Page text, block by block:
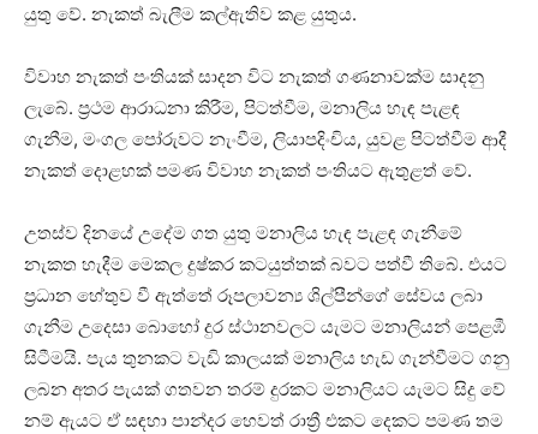
යුතු වේ. නැකත් බැලීම කල්ඇතිව කළ යුතුය.
විවාහ නැකත් පංතියක්‌ සාදන විට නැකත් ගණනාවක්‌ම සාදනු
ලැබේ. ප්‍රථම ආරාධනා කිරීම, පිටත්වීම, මනාලිය හැඳ පැළඳ
ගැනීම, මංගල පෝරුවට නැංවීම, ලියාපදිංචිය, යුවළ පිටත්වීම ආදී
නැකත් දොළහක්‌ පමණ විවාහ නැකත් පංතියට ඇතුළත් වේ.
උතස්‌ව දිනයේ උදේම ගත යුතු මනාලිය හැඳ පැළඳ ගැනීමේ
නැකත හැදීම මෙකල දුෂ්කර කටයුත්තක්‌ බවට පත්වී තිබේ. එයට
ප්‍රධාන හේතුව වී ඇත්තේ රූපලාවන්‍ය ශිල්පීන්ගේ සේවය ලබා
ගැනීම උදෙසා බොහෝ දුර ස්‌ථානවලට යැමට මනාලියන් පෙළඹී
සිටීමයි. පැය තුනකට වැඩි කාලයක්‌ මනාලිය හැඩ ගැන්වීමට ගනු
ලබන අතර පැයක්‌ ගතවන තරම් දුරකට මනාලියට යැමට සිදු වේ
නම් ඇයට ඒ සඳහා පාන්දර හෙවත් රාත්‍රී එකට දෙකට පමණ තම